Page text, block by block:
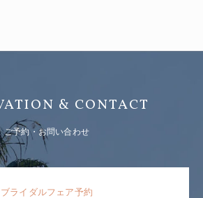
& CONTACT
ご予約・お問い合わせ
ブライダルフェア予約